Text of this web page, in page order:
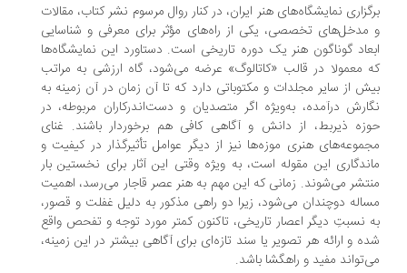
نمایشگاه‌های هنر ایران، در کنار روال مرسوم نشر کتاب، مقالات
تخصصی، یکی از راه‌های مؤثر برای معرفی و شناسایی
گوناگون هنر یک دوره تاریخی است. دستاورد این نمایشگاه‌ها
معمولا در قالب «کاتالوگ» عرضه می‌شود، گاه ارزشی به مراتب
از سایر مجلدات و مکتوباتی دارد که تا آن زمان در آن زمینه به
درآمده، به‌ویژه اگر متصدیان و دست‌اندرکاران مربوطه، در
ذیربط، از دانش و آگاهی کافی هم برخوردار باشند. غنای
هنری موزه‌ها نیز از دیگر عوامل تأثیرگذار در کیفیت و
این مقوله است، به ویژه وقتی این آثار برای نخستین بار
می‌شوند. زمانی که این مهم به هنر عصر قاجار می‌رسد، اهمیت
دوچندان می‌‌شود، زیرا دو راهی مذکور به دلیل غفلت و قصور،
نسبتِ دیگر اعصار تاریخی، تاکنون کمتر مورد توجه و تفحص واقع
و ارائه هر تصویر یا سند تازه‌ای برای آگاهی بیشتر در این زمینه،
مفید و راهگشا باشد.